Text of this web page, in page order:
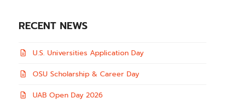
RECENT NEWS
U.S. Universities Application Day
OSU Scholarship & Career Day
UAB Open Day 2026